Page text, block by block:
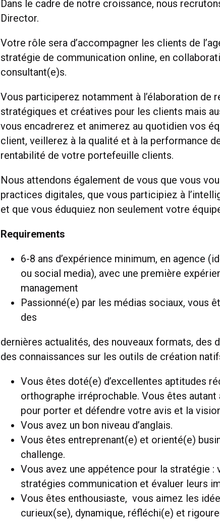
Dans le cadre de notre croissance, nous
Director.
Votre rôle sera d’accompagner les clients de
stratégie de communication online, en
consultant(e)s.
Vous participerez notamment à l’élaboration de
stratégiques et créatives pour les clients mais
vous encadrerez et animerez au quotidien vos
client, veillerez à la qualité et à la performance
rentabilité de votre portefeuille clients.
Nous attendons également de vous que vous
practices digitales, que vous participiez à
et que vous éduquiez non seulement votre
Requirements
6-8 ans d’expérience minimum, en agence
ou social media), avec une première
management
Passionné(e) par les médias sociaux, vous
des
dernières actualités, des nouveaux formats, des
des connaissances sur les outils de création
Vous êtes doté(e) d’excellentes aptitudes
orthographe irréprochable. Vous êtes autant à
pour porter et défendre votre avis et la
Vous avez un bon niveau d’anglais.
Vous êtes entreprenant(e) et orienté(e)
challenge.
Vous avez une appétence pour la stratégie
stratégies communication et évaluer leurs
Vous êtes enthousiaste, vous aimez les
curieux(se), dynamique, réfléchi(e) et